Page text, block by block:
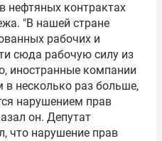
нефтяных контрактах
"В нашей стране
рабочих и
сюда рабочую силу из
иностранные компании
несколько раз больше,
нарушением прав
он. Депутат
что нарушение прав